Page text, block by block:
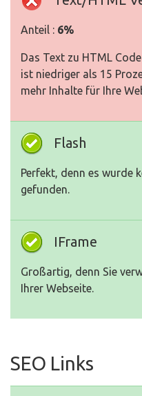
Anteil : 6%
Das Text zu HTML
ist niedriger als 15
mehr Inhalte für Ihre
Flash
Perfekt, denn es wurde
gefunden.
IFrame
Großartig, denn Sie
Ihrer Webseite.
SEO Links